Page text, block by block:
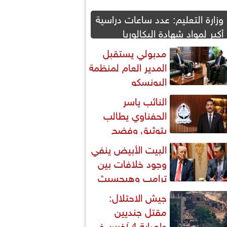
وزارة التعليم: عدد ساعات دراسية
أكبر لمواد شهادة البكالوريا
مدبولي يستقبل
المدير العام لمنظمة
اليونسكو
النائب ياسر
الحفناوي يطالب
بتوثيق وفضح
الإسرائيلية في القدس
البيت الأبيض ينفي
وجود خلافات بين
ترامب وهيجسيث
مخزون الذخائرجيش الاحتلال:
مقتل جنديين